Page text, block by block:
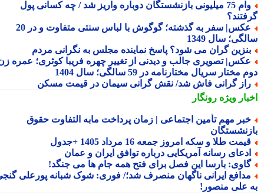
وام 75 میلیونی بازنشستگان دوباره واریز شد / چه کسانی پول
عکس| سفر به گذشته؛ گوگوش با لباس سنتی متفاوت و در 20
سال 1349
گران می شود؟ پاسخ نماینده مجلس به نگرانی مردم
تصویری جالب و دیدنی از تغییر چهره فریبا کوثری؛ عمره زن
مختار سریال مختارنامه در 59 سالگی؛ سال 1404
گرانی فاش شد/ نقش گرانی سیمان در قیمت مسکن
ویژهرونگار
مهم تأمین اجتماعی | زمان پرداخت مابه التفاوت حقوق
طلا و سکه امروز جمعه 16 مرداد 1405 +جدول
رسانه آمریکایی درباره توافق ایران و عمان
بارسا این فصل برای فتح همه جام ها می جنگد!
ایرانی ناگهان منصرف شد؛/ فوری: شوک شبانه پورعلی گنجی
علی منصور!